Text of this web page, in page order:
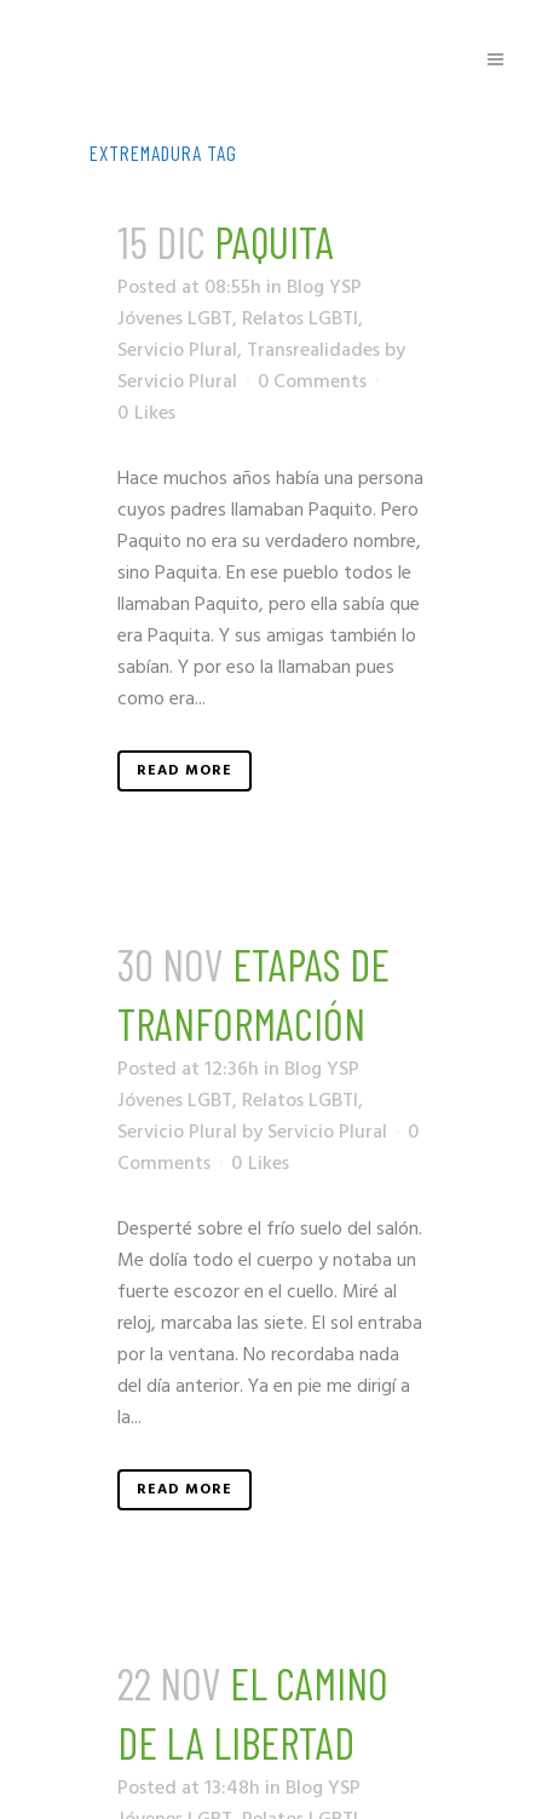
EXTREMADURA TAG
15 DIC PAQUITA
Posted at 08:55h in Blog YSP
Jóvenes LGBT, Relatos LGBTI,
Servicio Plural, Transrealidadesby
Servicio Plural
0 Comments
0 Likes
Hace muchos años había una persona
cuyos padres llamaban Paquito. Pero
Paquito no era su verdadero nombre,
sino Paquita. En ese pueblo todos le
llamaban Paquito, pero ella sabía que
era Paquita. Y sus amigas también lo
sabían. Y por eso la llamaban pues
como era...
READ MORE
30 NOV ETAPAS DE
TRANFORMACIÓN
Posted at 12:36h in Blog YSP
Jóvenes LGBT, Relatos LGBTI,
Servicio Plural byServicio Plural
0
Comments
0 Likes
Desperté sobre el frío suelo del salón.
Me dolía todo el cuerpo y notaba un
fuerte escozor en el cuello. Miré al
reloj, marcaba las siete. El sol entraba
por la ventana. No recordaba nada
del día anterior. Ya en pie me dirigí a
la...
READ MORE
22 NOV EL CAMINO
DE LA LIBERTAD
Posted at 13:48h in Blog YSP